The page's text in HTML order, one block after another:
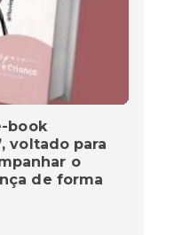
book
voltado para
o
de forma